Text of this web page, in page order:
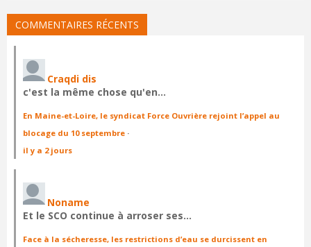
COMMENTAIRES RÉCENTS
Craqdi dis
c'est la même chose qu'en…
En Maine-et-Loire, le syndicat Force Ouvrière rejoint l’appel au
blocage du 10 septembre ·
il y a 2 jours
Noname
Et le SCO continue à arroser ses…
Face à la sécheresse, les restrictions d’eau se durcissent en